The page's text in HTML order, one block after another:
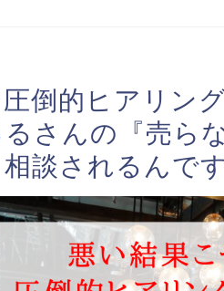
倒的ヒアリン
さんの『売ら
談されるんです